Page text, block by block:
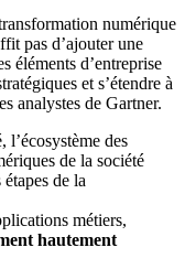
numérique
pas d’ajouter une
éléments d’entreprise
et s’étendre à
analystes de Gartner.
l’écosystème des
de la société
de la
métiers,
hautement